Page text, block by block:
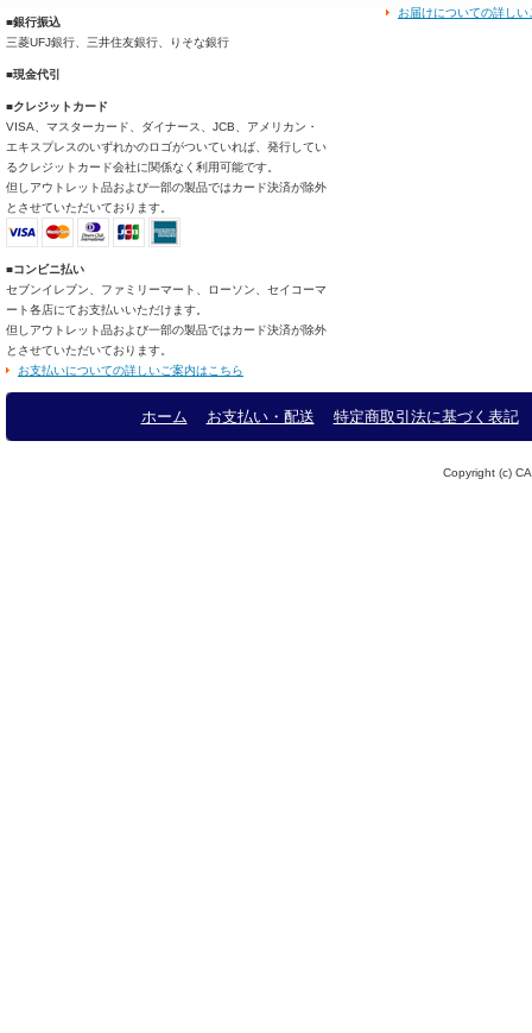
■銀行振込
三菱UFJ銀行、三井住友銀行、りそな銀行
■現金代引
■クレジットカード
VISA、マスターカード、ダイナース、JCB、アメリカン・
エキスプレスのいずれかのロゴがついていれば、発行してい
るクレジットカード会社に関係なく利用可能です。
但しアウトレット品および一部の製品ではカード決済が除外
とさせていただいております。
■コンビニ払い
セブンイレブン、ファミリーマート、ローソン、セイコーマ
ート各店にてお支払いいただけます。
但しアウトレット品および一部の製品ではカード決済が除外
とさせていただいております。
お支払いについての詳しいご案内はこちら
お届けについての詳し
ホーム お支払い・配送 特定商取引法に基づく表記
Copyright (c)